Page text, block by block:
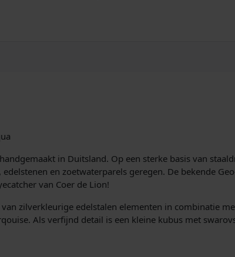
e
p
r
:
in Duitsland. Op een sterke basis van
en zoetwaterparels geregen. De bekende
van Coer de Lion!
zilverkleurige edelstalen elementen in combinatie
Als verfijnd detail is een kleine kubus met